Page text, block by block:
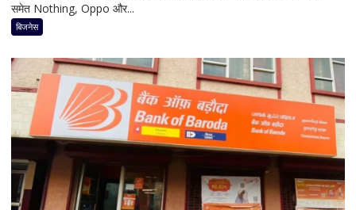
बंपर
ऑफर,
8
हजार
सस्ता
16;
Oppo-
समेत Nothing, Oppo और...
बिजनेस